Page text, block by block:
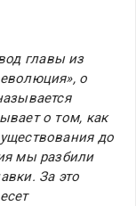
главы из
о
о том, как
до
мы разбили
За это